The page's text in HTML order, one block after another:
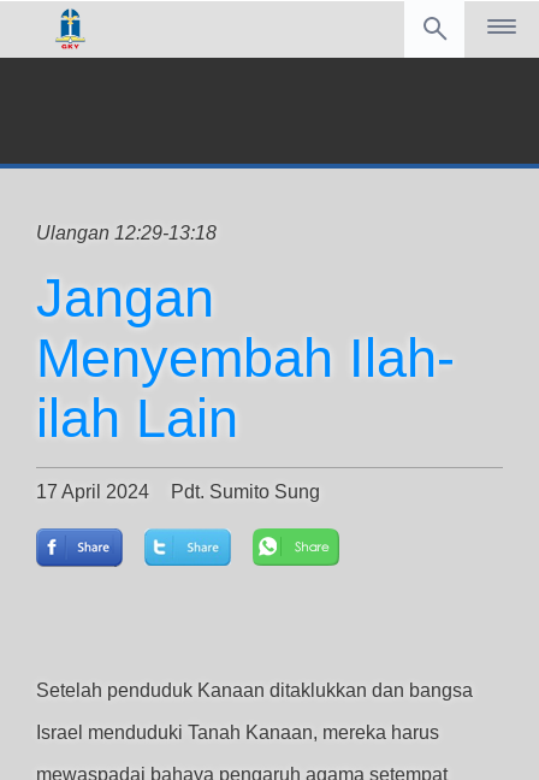
Ulangan 12:29-13:18
Jangan
Menyembah Ilah-
ilah Lain
17 April 2024 Pdt. Sumito Sung
Setelah penduduk Kanaan ditaklukkan dan bangsa
Israel menduduki Tanah Kanaan, mereka harus
mewaspadai bahaya pengaruh agama setempat